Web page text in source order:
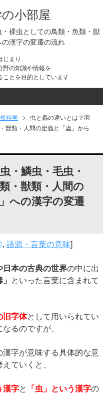
小部屋
裸虫としての鳥類・魚類・獣
漢字の変遷の流れ
じまり
野の知識や情報を
ことを目的としています
科学
虫と蟲の違いとは？羽
獣類・人間の定義と「蟲」から
・鱗虫・毛虫・
・獣類・人間の
への漢字の変遷
,語源・言葉の意味]
日本の古典の世界の中に出
といった言葉に含まれて
旧字体として用いられてい
るのですが、
字が意味する具体的な意
ていくと、
漢字と 「虫」という漢字の